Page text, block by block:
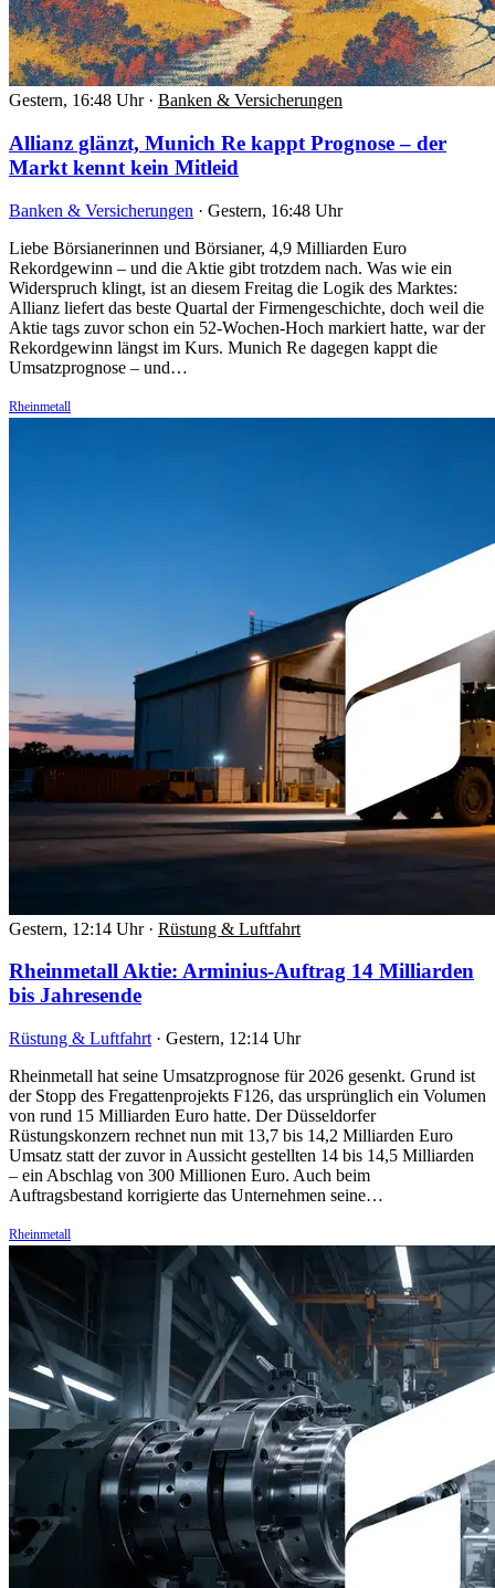
Gestern, 16:48 Uhr · Banken & Versicherungen
Allianz glänzt, Munich Re kappt Prognose – der
Markt kennt kein Mitleid
Banken & Versicherungen · Gestern, 16:48 Uhr
Liebe Börsianerinnen und Börsianer, 4,9 Milliarden Euro
Rekordgewinn – und die Aktie gibt trotzdem nach. Was wie ein
Widerspruch klingt, ist an diesem Freitag die Logik des Marktes:
Allianz liefert das beste Quartal der Firmengeschichte, doch weil die
Aktie tags zuvor schon ein 52-Wochen-Hoch markiert hatte, war der
Rekordgewinn längst im Kurs. Munich Re dagegen kappt die
Umsatzprognose – und…
Rheinmetall
Gestern, 12:14 Uhr · Rüstung & Luftfahrt
Rheinmetall Aktie: Arminius-Auftrag 14 Milliarden
bis Jahresende
Rüstung & Luftfahrt · Gestern, 12:14 Uhr
Rheinmetall hat seine Umsatzprognose für 2026 gesenkt. Grund ist
der Stopp des Fregattenprojekts F126, das ursprünglich ein Volumen
von rund 15 Milliarden Euro hatte. Der Düsseldorfer
Rüstungskonzern rechnet nun mit 13,7 bis 14,2 Milliarden Euro
Umsatz statt der zuvor in Aussicht gestellten 14 bis 14,5 Milliarden
– ein Abschlag von 300 Millionen Euro. Auch beim
Auftragsbestand korrigierte das Unternehmen seine…
Rheinmetall